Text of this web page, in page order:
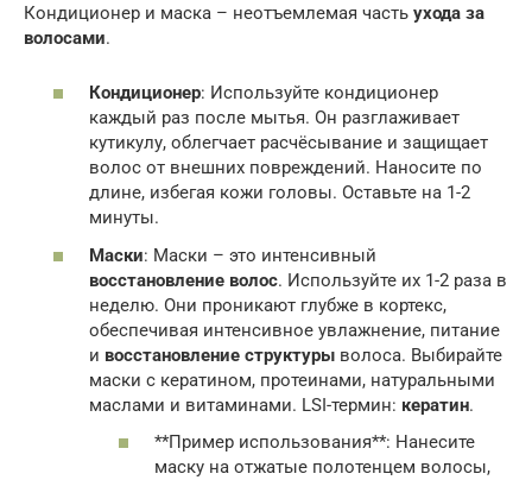
Кондиционер и маска – неотъемлемая часть ухода за
волосами.
Кондиционер: Используйте кондиционер
каждый раз после мытья. Он разглаживает
кутикулу, облегчает расчёсывание и защищает
волос от внешних повреждений. Наносите по
длине, избегая кожи головы. Оставьте на 1-2
минуты.
Маски: Маски – это интенсивный
восстановление волос. Используйте их 1-2 раза в
неделю. Они проникают глубже в кортекс,
обеспечивая интенсивное увлажнение, питание
и восстановление структуры волоса. Выбирайте
маски с кератином, протеинами, натуральными
маслами и витаминами. LSI-термин: кератин.
**Пример использования**: Нанесите
маску на отжатые полотенцем волосы,